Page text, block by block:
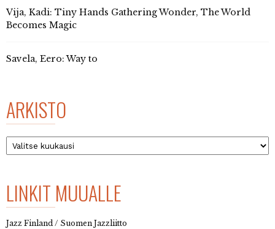
Vija, Kadi: Tiny Hands Gathering Wonder, The World
Becomes Magic
Savela, Eero: Way to
ARKISTO
Arkisto
LINKIT MUUALLE
Jazz Finland / Suomen Jazzliitto